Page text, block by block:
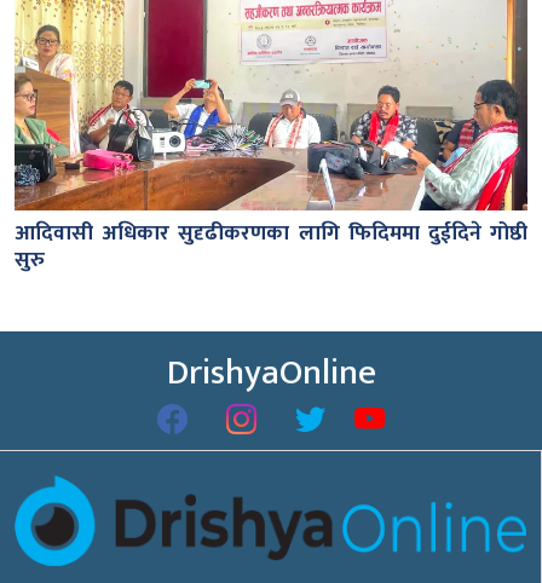
आदिवासी अधिकार सुदृढीकरणका लागि फिदिममा दुईदिने गोष्ठी
सुरु
DrishyaOnline